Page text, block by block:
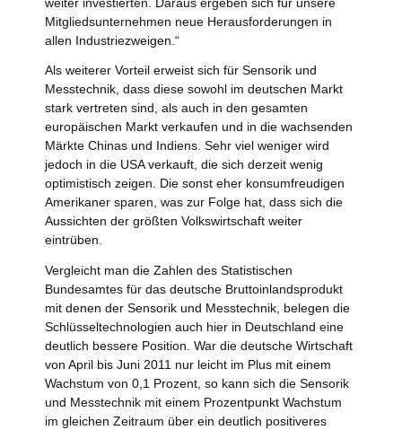
Mitgliedsunternehmen neue Herausforderungen in
allen Industriezweigen.“
Als weiterer Vorteil erweist sich für Sensorik und
Messtechnik, dass diese sowohl im deutschen Markt
stark vertreten sind, als auch in den gesamten
europäischen Markt verkaufen und in die wachsenden
Märkte Chinas und Indiens. Sehr viel weniger wird
jedoch in die USA verkauft, die sich derzeit wenig
optimistisch zeigen. Die sonst eher konsumfreudigen
Amerikaner sparen, was zur Folge hat, dass sich die
Aussichten der größten Volkswirtschaft weiter
eintrüben.
Vergleicht man die Zahlen des Statistischen
Bundesamtes für das deutsche Bruttoinlandsprodukt
mit denen der Sensorik und Messtechnik, belegen die
Schlüsseltechnologien auch hier in Deutschland eine
deutlich bessere Position. War die deutsche Wirtschaft
von April bis Juni 2011 nur leicht im Plus mit einem
Wachstum von 0,1 Prozent, so kann sich die Sensorik
und Messtechnik mit einem Prozentpunkt Wachstum
im gleichen Zeitraum über ein deutlich positiveres